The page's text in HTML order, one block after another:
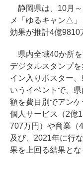
静岡県は、10月～
メ「ゆるキャン△」
効果が推計4億9810
県内全域40か所を
デジタルスタンプ
イン入りポスター
いうイベントで、
額を費目別でアン
個人サービス（2億
707万円）や商業（
及び、2021年に行
果を上回る結果とな